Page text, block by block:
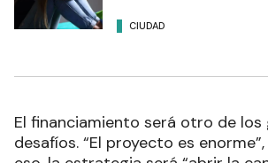
CIUDAD
El financiamiento será otro de los
desafíos. “El proyecto es